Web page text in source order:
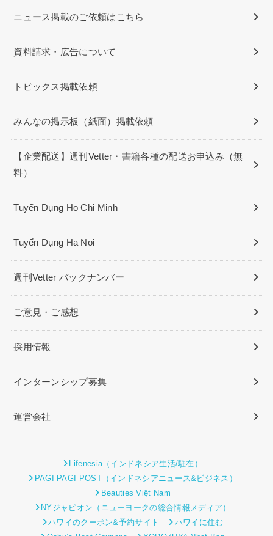
ニュース掲載のご依頼はこちら
資料請求・広告について
トピックス掲載依頼
みんなの掲示板（紙面）掲載依頼
【企業配送】週刊Vetter・書籍各種の配送お申込み（無
料）
Tuyển Dụng Ho Chi Minh
Tuyển Dụng Ha Noi
週刊Vetter バックナンバー
ご意見・ご感想
採用情報
インターンシップ募集
運営会社
Lifenesia（インドネシア生活/駐在）
PAGI PAGI POST（インドネシアニュース&ビジネス）
Beauties Việt Nam
NYジャピオン（ニューヨークの総合情報メディア）
ハワイのクーポン&予約サイト
ハワイに住む